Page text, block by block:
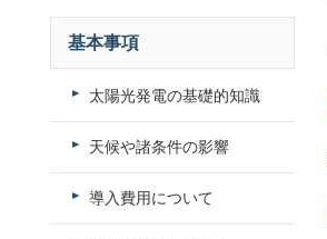
基本事項
太陽光発電の基礎的知識
天候や諸条件の影響
導入費用について